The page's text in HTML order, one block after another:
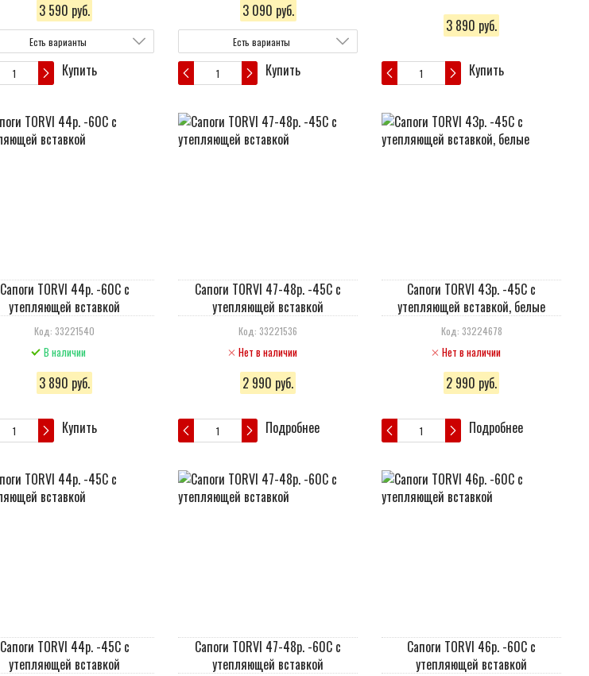
3 590 руб.
Есть варианты
Купить
3 090 руб.
Есть варианты
Купить
3 890 руб.
Купить
Сапоги TORVI 44р. -60С с
утепляющей вставкой
Код: 33221540
В наличии
3 890 руб.
Купить
Сапоги TORVI 47-48р. -45С с
утепляющей вставкой
Код: 33221536
Нет в наличии
2 990 руб.
Подробнее
Сапоги TORVI 43р. -45С с
утепляющей вставкой, белые
Код: 33224678
Нет в наличии
2 990 руб.
Подробнее
Сапоги TORVI 44р. -45С с
утепляющей вставкой
Сапоги TORVI 47-48р. -60С с
утепляющей вставкой
Сапоги TORVI 46р. -60С с
утепляющей вставкой